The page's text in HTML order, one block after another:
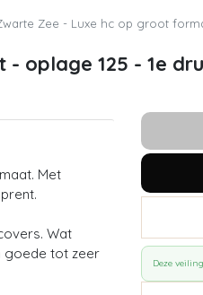
Zee - Luxe hc op groot
oplage 125 - 1e
Met
Wat
goede tot zeer
Deze